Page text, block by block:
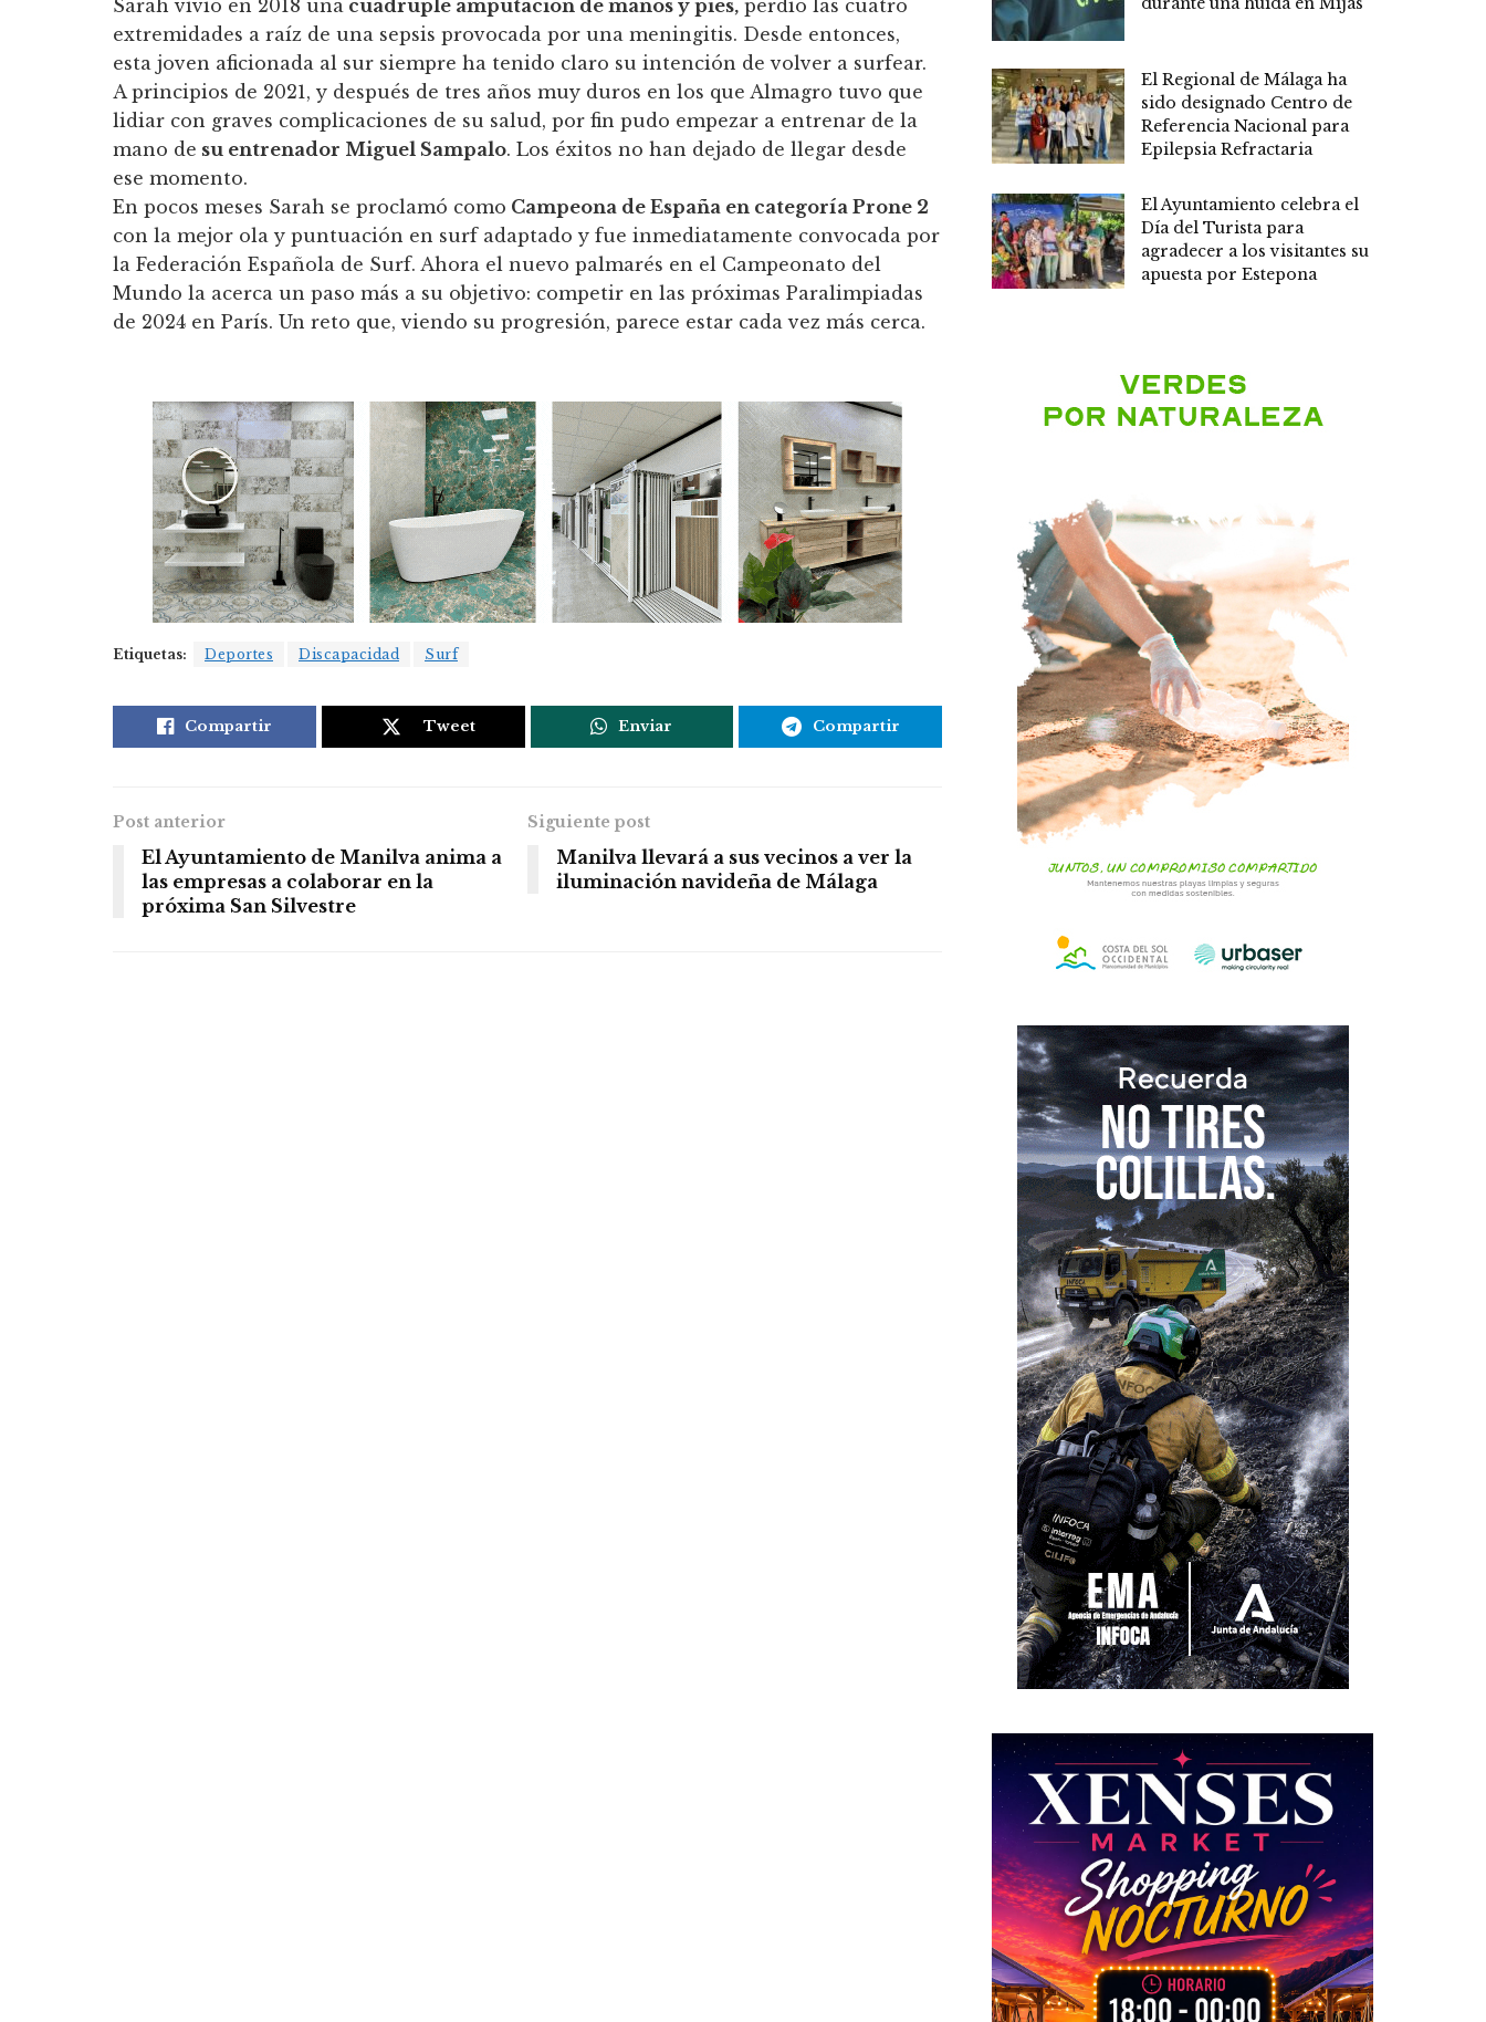
Sarah vivió en 2018 una cuádruple amputación de manos y pies, perdió las cuatro
extremidades a raíz de una sepsis provocada por una meningitis. Desde entonces,
esta joven aficionada al sur siempre ha tenido claro su intención de volver a surfear.
A principios de 2021, y después de tres años muy duros en los que Almagro tuvo que
lidiar con graves complicaciones de su salud, por fin pudo empezar a entrenar de la
mano de su entrenador Miguel Sampalo. Los éxitos no han dejado de llegar desde
ese momento.
En pocos meses Sarah se proclamó como Campeona de España en categoría Prone 2
con la mejor ola y puntuación en surf adaptado y fue inmediatamente convocada por
la Federación Española de Surf. Ahora el nuevo palmarés en el Campeonato del
Mundo la acerca un paso más a su objetivo: competir en las próximas Paralimpiadas
de 2024 en París. Un reto que, viendo su progresión, parece estar cada vez más cerca.
Etiquetas: Deportes Discapacidad Surf
Compartir Tweet Enviar Compartir
Post anterior
El Ayuntamiento de Manilva anima a
las empresas a colaborar en la
próxima San Silvestre
Siguiente post
Manilva llevará a sus vecinos a ver la
iluminación navideña de Málaga
El Regional de Málaga ha
sido designado Centro de
Referencia Nacional para
Epilepsia Refractaria
El Ayuntamiento celebra el
Día del Turista para
agradecer a los visitantes su
apuesta por Estepona